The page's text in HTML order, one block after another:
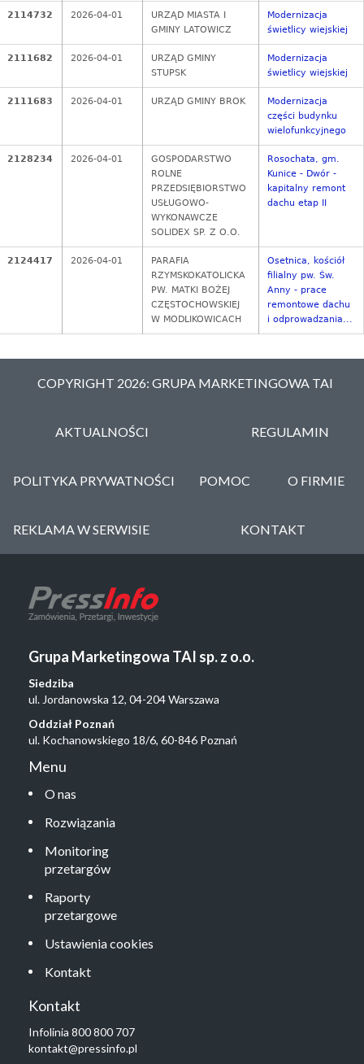
2114732 2026-04-01
URZĄD MIASTA I
GMINY LATOWICZ
Modernizacja
świetlicy wiejskiej
2111682 2026-04-01
URZĄD GMINY
STUPSK
Modernizacja
świetlicy wiejskiej
2111683 2026-04-01 URZĄD GMINY BROK
Modernizacja
części budynku
wielofunkcyjnego
2128234 2026-04-01
GOSPODARSTWO
ROLNE
PRZEDSIĘBIORSTWO
USŁUGOWO-
WYKONAWCZE
SOLIDEX SP. Z O.O.
Rosochata, gm.
Kunice - Dwór -
kapitalny remont
dachu etap II
2124417 2026-04-01
PARAFIA
RZYMSKOKATOLICKA
PW. MATKI BOŻEJ
CZĘSTOCHOWSKIEJ
W MODLIKOWICACH
Osetnica, kościół
filialny pw. Św.
Anny - prace
remontowe dachu
i odprowadzania...
COPYRIGHT 2026: GRUPA MARKETINGOWA TAI
AKTUALNOŚCI REGULAMIN
POLITYKA PRYWATNOŚCI POMOC O FIRMIE
REKLAMA W SERWISIE KONTAKT
Grupa Marketingowa TAI sp. z o.o.
Siedziba
ul. Jordanowska 12, 04-204 Warszawa
Oddział Poznań
ul. Kochanowskiego 18/6, 60-846 Poznań
Menu
O nas
Rozwiązania
Monitoring
przetargów
Raporty
przetargowe
Ustawienia cookies
Kontakt
Kontakt
Infolinia 800 800 707
kontakt@pressinfo.pl